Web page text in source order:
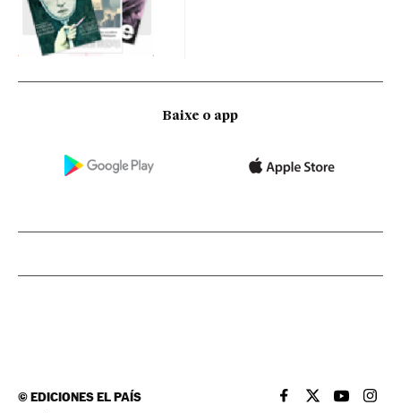
Baixe o app
©EDICIONES EL PAÍS EL PAÍS BRASIL EN
EL PAÍSEL PAÍS
EL